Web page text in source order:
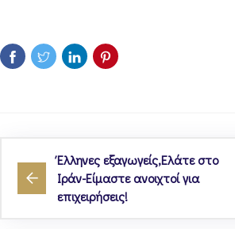
Έλληνες εξαγωγείς,Ελάτε στο
Ιράν-Είμαστε ανοιχτοί για
επιχειρήσεις!